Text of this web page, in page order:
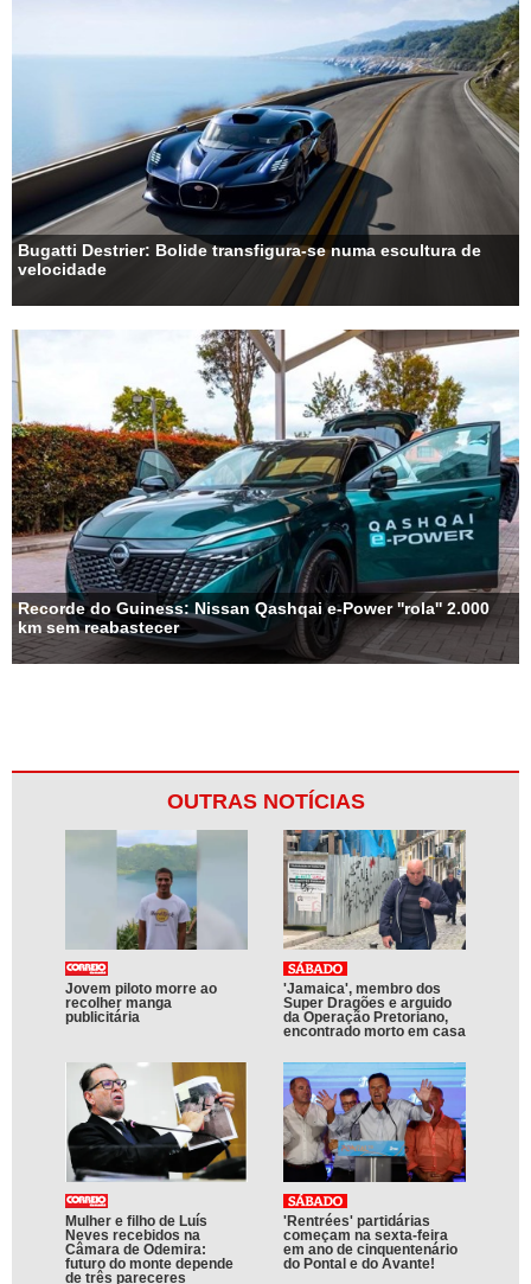
Bugatti Destrier: Bolide transfigura-se numa escultura de
velocidade
Recorde do Guiness: Nissan Qashqai e-Power ''rola'' 2.000
km sem reabastecer
OUTRAS NOTÍCIAS
Jovem piloto morre ao
recolher manga
publicitária
'Jamaica', membro dos
Super Dragões e arguido
da Operação Pretoriano,
encontrado morto em casa
Mulher e filho de Luís
Neves recebidos na
Câmara de Odemira:
futuro do monte depende
de três pareceres
'Rentrées' partidárias
começam na sexta-feira
em ano de cinquentenário
do Pontal e do Avante!